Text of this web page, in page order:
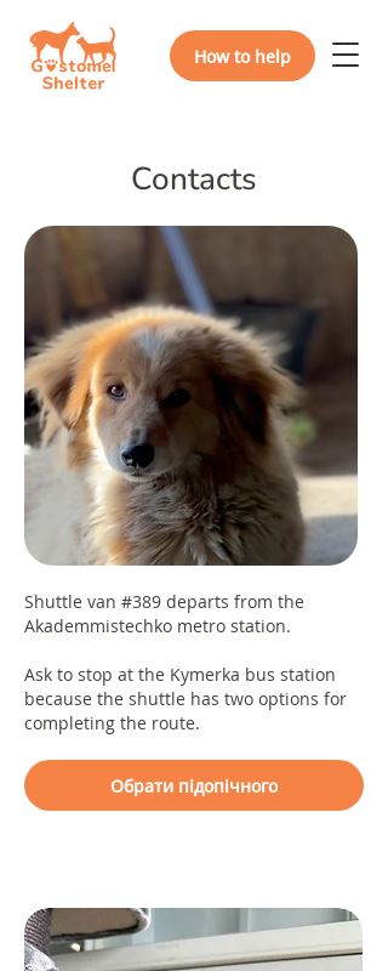
How to help
Contacts
Shuttle van #389 departs from the
Akademmistechko metro station.
Ask to stop at the Kymerka bus station
because the shuttle has two options for
completing the route.
Обрати підопічного